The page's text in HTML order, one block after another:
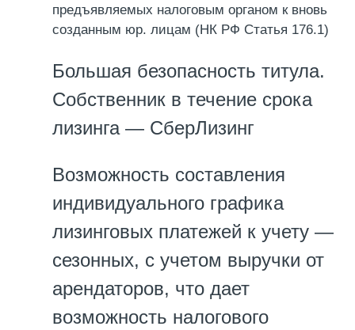
предъявляемых налоговым органом к вновь
созданным юр. лицам (НК РФ Статья 176.1)
Большая безопасность титула.
Собственник в течение срока
лизинга — СберЛизинг
Возможность составления
индивидуального графика
лизинговых платежей к учету —
сезонных, с учетом выручки от
арендаторов, что дает
возможность налогового